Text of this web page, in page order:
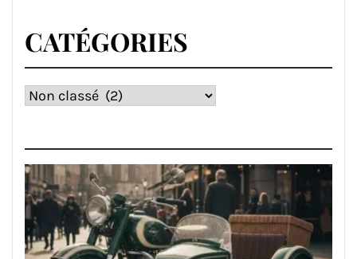
CATÉGORIES
Catégories